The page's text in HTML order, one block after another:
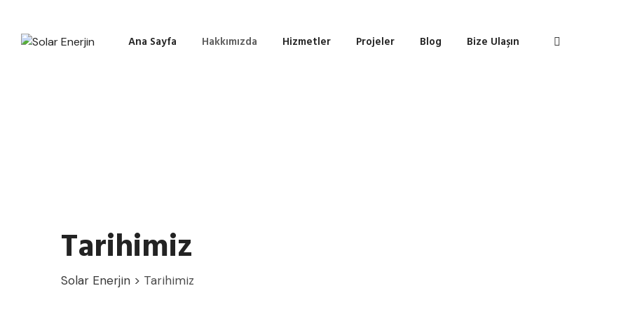
content
Ana Sayfa Hakkımızda Hizmetler Projeler Blog Bize Ulaşın
Tarihimiz
Solar Enerjin > Tarihimiz